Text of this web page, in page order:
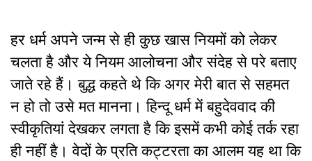
हर धर्म अपने जन्म से ही कुछ खास नियमों को लेकर
चलता है और ये नियम आलोचना और संदेह से परे बताए
जाते रहे हैं। बुद्ध कहते थे कि अगर मेरी बात से सहमत
न हो तो उसे मत मानना। हिन्दू धर्म में बहुदेववाद की
स्वीकृतियां देखकर लगता है कि इसमें कभी कोई तर्क रहा
ही नहीं है। वेदों के प्रति कट्टरता का आलम यह था कि